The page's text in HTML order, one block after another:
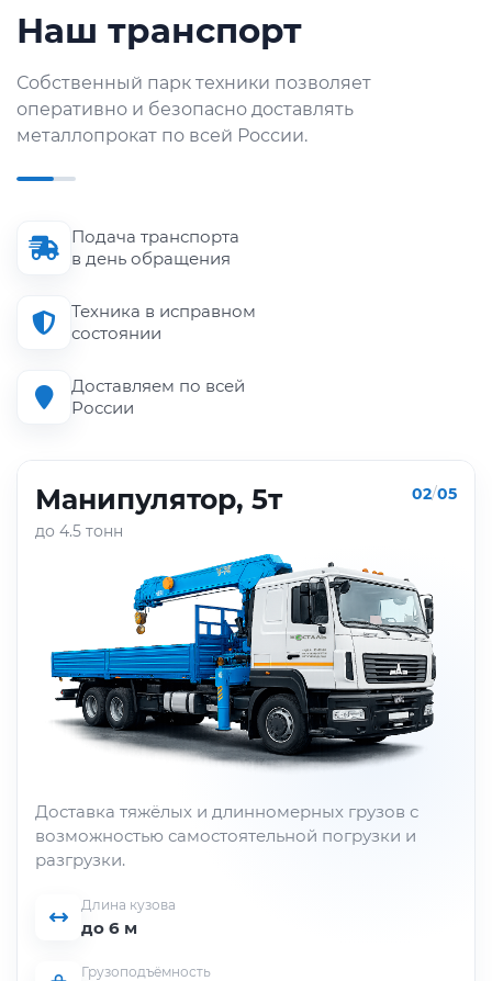
Наш транспорт
Собственный парк техники позволяет
оперативно и безопасно доставлять
металлопрокат по всей России.
Подача транспорта
в день обращения
Техника в исправном
состоянии
Доставляем по всей
России
Манипулятор, 5т
до 4.5 тонн
02/05
Доставка тяжёлых и длинномерных грузов с
возможностью самостоятельной погрузки и
разгрузки.
Длина кузова
до 6 м
Грузоподъёмность